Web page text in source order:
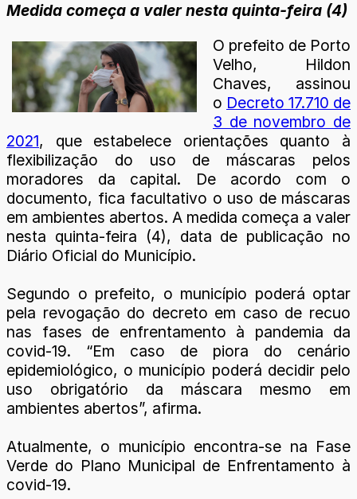
Medida começa a valer nesta quinta-feira (4)
O prefeito de Porto
Velho, Hildon
Chaves, assinou
o Decreto 17.710 de
3 de novembro de
2021, que estabelece orientações quanto à
flexibilização do uso de máscaras pelos
moradores da capital. De acordo com o
documento, fica facultativo o uso de máscaras
em ambientes abertos. A medida começa a valer
nesta quinta-feira (4), data de publicação no
Diário Oficial do Município.
Segundo o prefeito, o município poderá optar
pela revogação do decreto em caso de recuo
nas fases de enfrentamento à pandemia da
covid-19. “Em caso de piora do cenário
epidemiológico, o município poderá decidir pelo
uso obrigatório da máscara mesmo em
ambientes abertos”, afirma.
Atualmente, o município encontra-se na Fase
Verde do Plano Municipal de Enfrentamento à
covid-19.